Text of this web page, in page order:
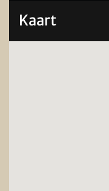
Kaart